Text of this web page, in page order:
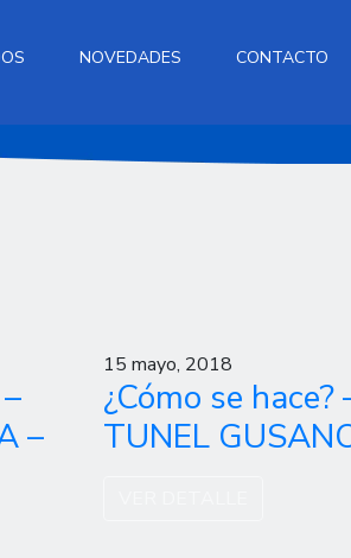
NOVEDADES CONTACTO
–
15 mayo, 2018
¿Cómo se hace?
TUNEL